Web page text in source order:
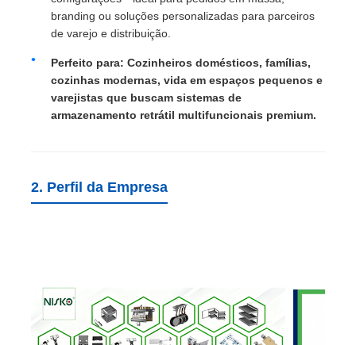
bandeja da cutelaria
luz LED do gabinete
recipiente do arroz
branding ou soluções personalizadas para parceiros
de varejo e distribuição.
Perfeito para: Cozinheiros domésticos, famílias,
cozinhas modernas, vida em espaços pequenos e
varejistas que buscam sistemas de
armazenamento retrátil multifuncionais premium.
2. Perfil da Empresa